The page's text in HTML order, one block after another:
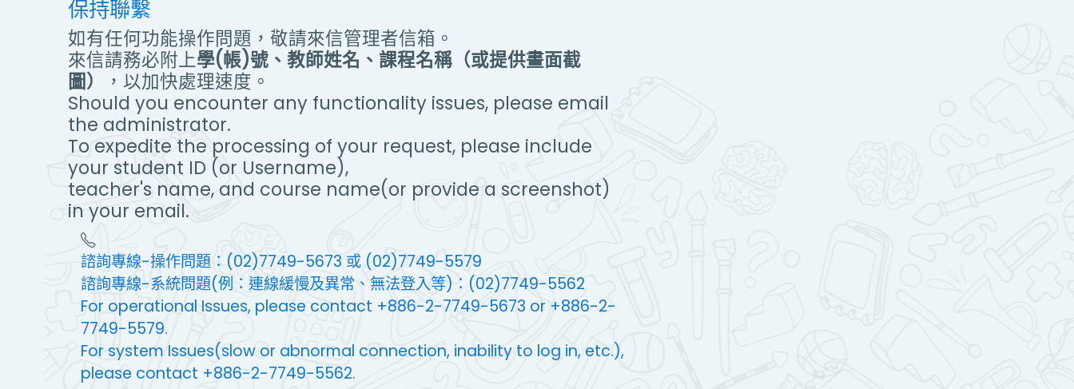
保持聯繫
如有任何功能操作問題，敬請來信管理者信箱。
來信請務必附上學(帳)號、教師姓名、課程名稱（或提供畫面截
圖）
，以加快處理速度。
Should you encounter any functionality issues, please email
the administrator.
To expedite the processing of your request, please include
your student ID (or Username),
teacher's name, and course name(or provide a screenshot)
in your email.
諮詢專線-操作問題：(02)7749-5673 或 (02)7749-5579
諮詢專線-系統問題(例：連線緩慢及異常、無法登入等)：(02)7749-5562
For operational Issues, please contact +886-2-7749-5673 or +886-2-
7749-5579.
For system Issues(slow or abnormal connection, inability to log in, etc.),
please contact +886-2-7749-5562.